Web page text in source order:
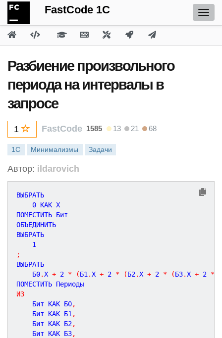
FastCode 1C
Разбиение произвольного
периода на интервалы в
запросе
1 FastCode 1585 13 21 68
1С Минимализмы Задачи
Автор: ildarovich
ВЫБРАТЬ
0 КАК Х
ПОМЕСТИТЬ Бит
ОБЪЕДИНИТЬ
ВЫБРАТЬ
1
;
ВЫБРАТЬ
    Б
0.Х + 2 * (Б1 .Х + 2 * (Б2.Х + 2 * (Б3.Х + 2 *
ПОМЕСТИТЬ Периоды
ИЗ
    Бит КАК Б
0,
    Бит КАК Б
1 ,
    Бит КАК Б
2,
    Бит КАК Б
3,